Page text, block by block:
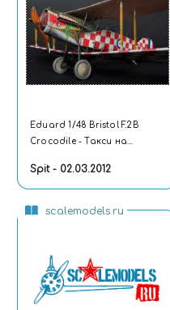
Eduard 1/48 Bristol F.2B
Crocodile - Такси на
Spit - 02.03.2012
scalemodels.ru